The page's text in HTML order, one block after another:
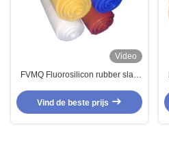
Video
FVMQ Fluorosilicon rubber slab
kleuren
Vind de beste prijs